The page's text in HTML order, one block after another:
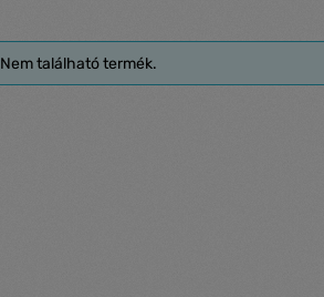
Nem található termék.